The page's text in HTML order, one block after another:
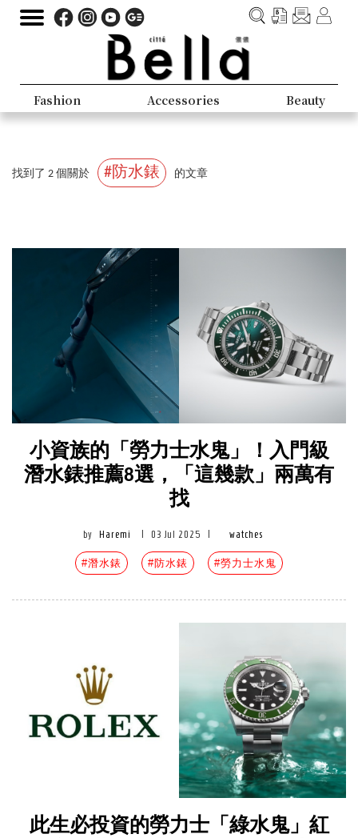
Fashion Accessories Beauty
找到了 2 個關於 #防水錶 的文章
小資族的「勞力士水鬼」！入門級
潛水錶推薦8選，「這幾款」兩萬有
找
by Haremi 03 Jul 2025 watches
#潛水錶 #防水錶 #勞力士水鬼
此生必投資的勞力士「綠水鬼」紅